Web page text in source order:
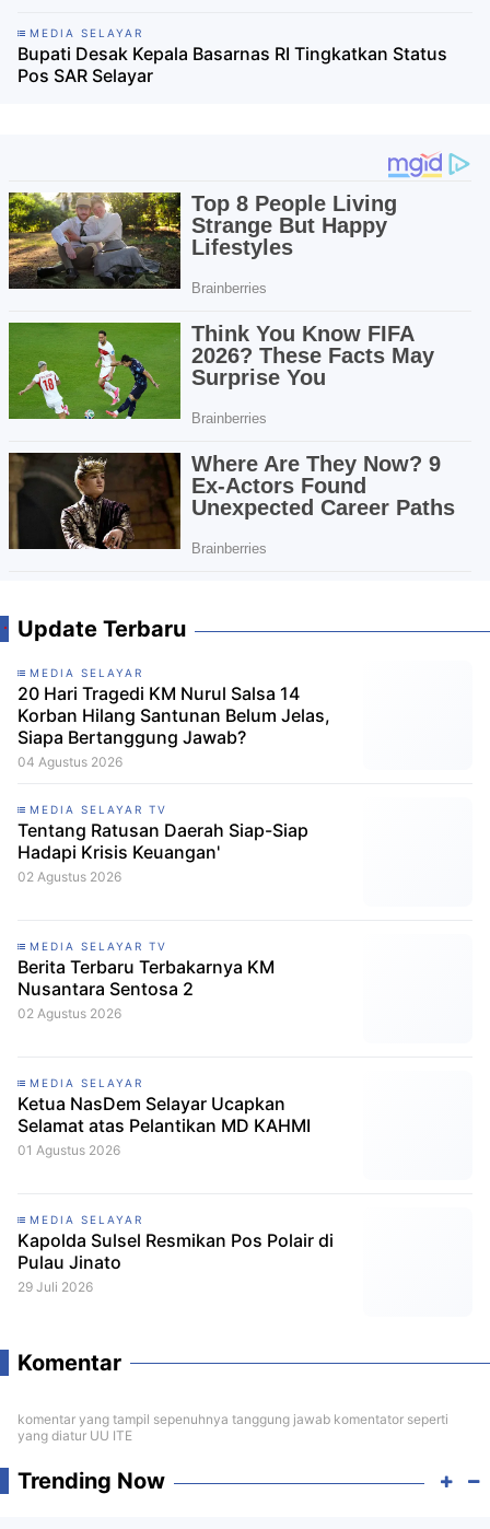
MEDIA SELAYAR
Bupati Desak Kepala Basarnas RI Tingkatkan Status
Pos SAR Selayar
Update Terbaru
MEDIA SELAYAR
20 Hari Tragedi KM Nurul Salsa 14
Korban Hilang Santunan Belum Jelas,
Siapa Bertanggung Jawab?
04 Agustus 2026
MEDIA SELAYAR TV
Tentang Ratusan Daerah Siap-Siap
Hadapi Krisis Keuangan'
02 Agustus 2026
MEDIA SELAYAR TV
Berita Terbaru Terbakarnya KM
Nusantara Sentosa 2
02 Agustus 2026
MEDIA SELAYAR
Ketua NasDem Selayar Ucapkan
Selamat atas Pelantikan MD KAHMI
01 Agustus 2026
MEDIA SELAYAR
Kapolda Sulsel Resmikan Pos Polair di
Pulau Jinato
29 Juli 2026
Komentar
komentar yang tampil sepenuhnya tanggung jawab komentator seperti
yang diatur UU ITE
Trending Now